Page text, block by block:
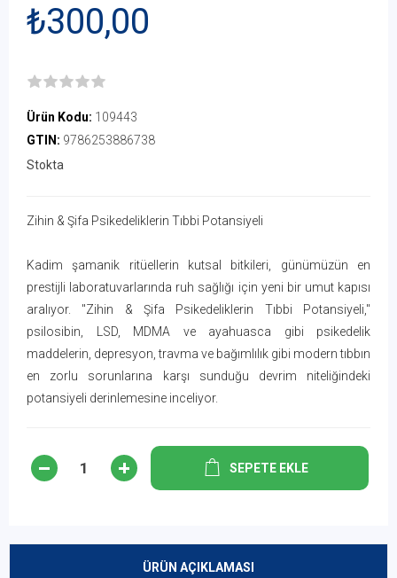
₺300,00
Ürün Kodu: 109443
GTIN: 9786253886738
Stokta
Zihin & Şifa Psikedeliklerin Tıbbi Potansiyeli
Kadim şamanik ritüellerin kutsal bitkileri, günümüzün en
prestijli laboratuvarlarında ruh sağlığı için yeni bir umut kapısı
aralıyor. "Zihin & Şifa Psikedeliklerin Tıbbi Potansiyeli,"
psilosibin, LSD, MDMA ve ayahuasca gibi psikedelik
maddelerin, depresyon, travma ve bağımlılık gibi modern tıbbın
en zorlu sorunlarına karşı sunduğu devrim niteliğindeki
potansiyeli derinlemesine inceliyor.
SEPETE EKLE
ÜRÜN AÇIKLAMASI